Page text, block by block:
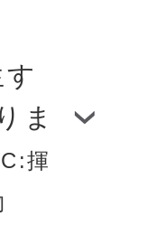
は
な
て
。
で
高
。
で
使
ス
な
化
試
異
だ
ま
揮